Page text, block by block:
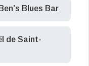
Blues Bar
de Saint-